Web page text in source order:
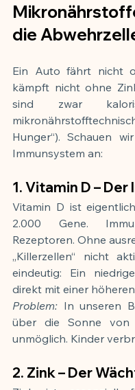
die
Ein Auto fährt nicht
kämpft nicht ohne
sind zwar
Hunger“). Schauen
Immunsystem an:
1. Vitamin D –
Vitamin D ist
2.000 Gene.
Rezeptoren. Ohne
„Killerzellen“ nicht
eindeutig: Ein
direkt mit einer
Problem: In unseren
über die Sonne
unmöglich. Kinder
2. Zink – Der